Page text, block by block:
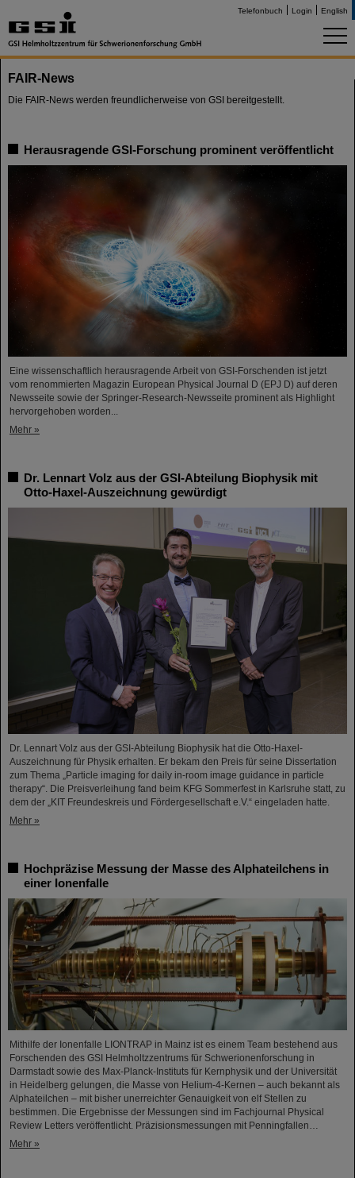
Telefonbuch Login English
FAIR-News
Die FAIR-News werden freundlicherweise von GSI bereitgestellt.
Herausragende GSI-Forschung prominent veröffentlicht
Eine wissenschaftlich herausragende Arbeit von GSI-Forschenden ist jetzt
vom renommierten Magazin European Physical Journal D (EPJ D) auf deren
Newsseite sowie der Springer-Research-Newsseite prominent als Highlight
hervorgehoben worden...
Mehr »
Dr. Lennart Volz aus der GSI-Abteilung Biophysik mit
Otto-Haxel-Auszeichnung gewürdigt
Dr. Lennart Volz aus der GSI-Abteilung Biophysik hat die Otto-Haxel-
Auszeichnung für Physik erhalten. Er bekam den Preis für seine Dissertation
zum Thema „Particle imaging for daily in-room image guidance in particle
therapy“. Die Preisverleihung fand beim KFG Sommerfest in Karlsruhe statt, zu
dem der „KIT Freundeskreis und Fördergesellschaft e.V.“ eingeladen hatte.
Mehr »
Hochpräzise Messung der Masse des Alphateilchens in
einer Ionenfalle
Mithilfe der Ionenfalle LIONTRAP in Mainz ist es einem Team bestehend aus
Forschenden des GSI Helmholtzzentrums für Schwerionenforschung in
Darmstadt sowie des Max-Planck-Instituts für Kernphysik und der Universität
in Heidelberg gelungen, die Masse von Helium-4-Kernen – auch bekannt als
Alphateilchen – mit bisher unerreichter Genauigkeit von elf Stellen zu
bestimmen. Die Ergebnisse der Messungen sind im Fachjournal Physical
Review Letters veröffentlicht. Präzisionsmessungen mit Penningfallen…
Mehr »